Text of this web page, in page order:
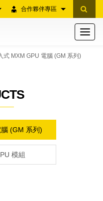
合作夥伴專區
Toggle
式 MXM GPU 電腦 (GM 系列)
(GM 系列)
模組